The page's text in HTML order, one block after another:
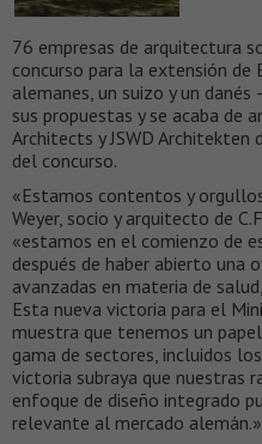
76 empresas de arquitectura
concurso para la extensión de
alemanes, un suizo y un
sus propuestas y se acaba de
Architects y JSWD
del concurso.
«Estamos contentos y
Weyer, socio y arquitecto de
«estamos en el comienzo de
después de haber abierto una
avanzadas en materia de
Esta nueva victoria para el
muestra que tenemos un
gama de sectores, incluidos
victoria subraya que nuestras
enfoque de diseño integrado
relevante al mercado alemán.»